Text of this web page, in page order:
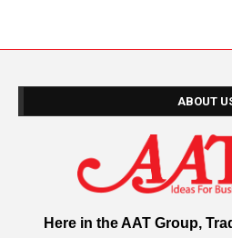
ABOUT
Here in the AAT Group,